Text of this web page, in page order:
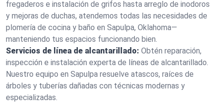
fregaderos e instalación de grifos hasta arreglo de inodoros
y mejoras de duchas, atendemos todas las necesidades de
plomería de cocina y baño en Sapulpa, Oklahoma—
manteniendo tus espacios funcionando bien.
Servicios de línea de alcantarillado: Obtén reparación,
inspección e instalación experta de líneas de alcantarillado.
Nuestro equipo en Sapulpa resuelve atascos, raíces de
árboles y tuberías dañadas con técnicas modernas y
especializadas.